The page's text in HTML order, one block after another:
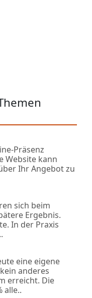
Präsenz
Website kann
Ihr Angebot zu
sich beim
Ergebnis.
In der Praxis
eine eigene
anderes
erreicht. Die
alle..